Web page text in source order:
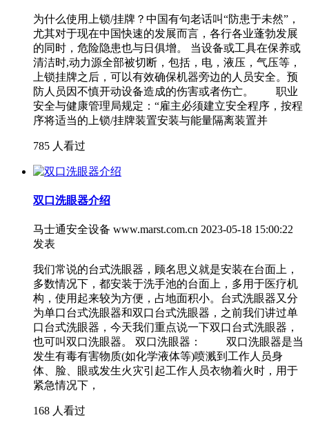
为什么使用上锁/挂牌？中国有句老话叫“防患于未然”，
尤其对于现在中国快速的发展而言，各行各业蓬勃发展
的同时，危险隐患也与日俱增。 当设备或工具在保养或
清洁时,动力源全部被切断，包括，电，液压，气压等，
上锁挂牌之后，可以有效确保机器旁边的人员安全。预
防人员因不慎开动设备造成的伤害或者伤亡。 职业
安全与健康管理局规定：“雇主必须建立安全程序，按程
序将适当的上锁/挂牌装置安装与能量隔离装置并
785 人看过
双口洗眼器介绍
马士通安全设备 www.marst.com.cn 2023-05-18 15:00:22
发表
我们常说的台式洗眼器，顾名思义就是安装在台面上，
多数情况下，都安装于洗手池的台面上，多用于医疗机
构，使用起来较为方便，占地面积小。台式洗眼器又分
为单口台式洗眼器和双口台式洗眼器，之前我们讲过单
口台式洗眼器，今天我们重点说一下双口台式洗眼器，
也可叫双口洗眼器。 双口洗眼器： 双口洗眼器是当
发生有毒有害物质(如化学液体等)喷溅到工作人员身
体、脸、眼或发生火灾引起工作人员衣物着火时，用于
紧急情况下，
168 人看过